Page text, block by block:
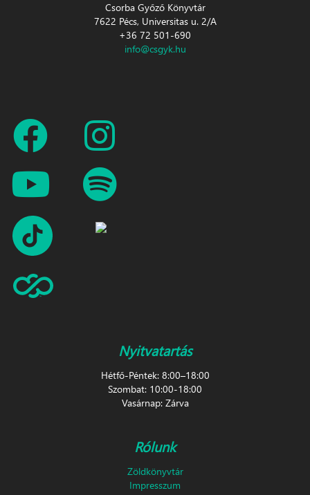
Csorba Győző Könyvtár
7622 Pécs, Universitas u. 2/A
+36 72 501-690
info@csgyk.hu
Nyitvatartás
Hétfő-Péntek: 8:00–18:00
Szombat: 10:00-18:00
Vasárnap: Zárva
Rólunk
Zöldkönyvtár
Impresszum